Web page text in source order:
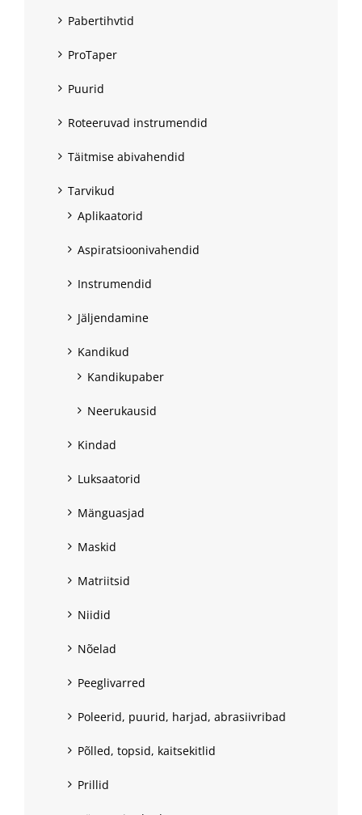
Pabertihvtid
ProTaper
Puurid
Roteeruvad instrumendid
Täitmise abivahendid
Tarvikud
Aplikaatorid
Aspiratsioonivahendid
Instrumendid
Jäljendamine
Kandikud
Kandikupaber
Neerukausid
Kindad
Luksaatorid
Mänguasjad
Maskid
Matriitsid
Niidid
Nõelad
Peeglivarred
Poleerid, puurid, harjad, abrasiivribad
Põlled, topsid, kaitsekitlid
Prillid